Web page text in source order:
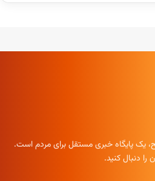
یک پایگاه خبری مستقل برای مردم است.
دنبال کنید.